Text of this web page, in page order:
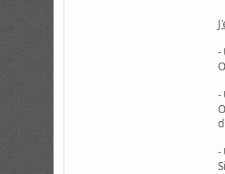
-
-
-